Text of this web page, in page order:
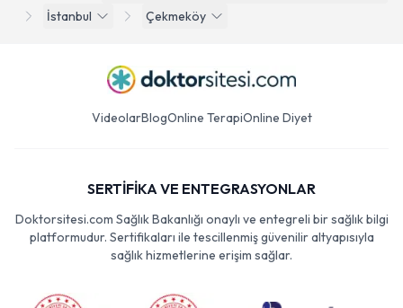
İstanbul
Çekmeköy
VideolarBlogOnline TerapiOnline Diyet
SERTİFİKA VE ENTEGRASYONLAR
Doktorsitesi.com Sağlık Bakanlığı onaylı ve entegreli bir sağlık bilgi
platformudur. Sertifikaları ile tescillenmiş güvenilir altyapısıyla
sağlık hizmetlerine erişim sağlar.